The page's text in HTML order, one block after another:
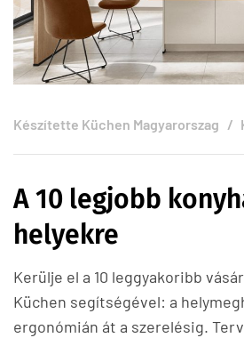
Készítette Küchen Magyarorszag
A 10 legjobb
helyekre
Kerülje el a 10 leggyakoribb
Küchen segítségével: a
ergonómián át a szerelésig.